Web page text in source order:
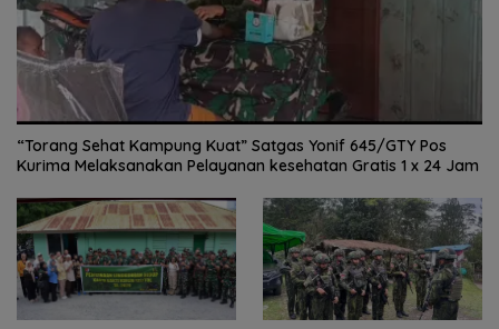
“Torang Sehat Kampung Kuat” Satgas Yonif 645/GTY Pos
Kurima Melaksanakan Pelayanan kesehatan Gratis 1 x 24 Jam